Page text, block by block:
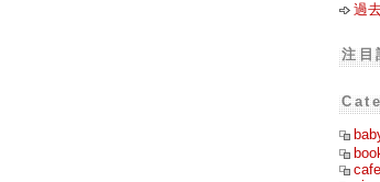
過
注目
cafe